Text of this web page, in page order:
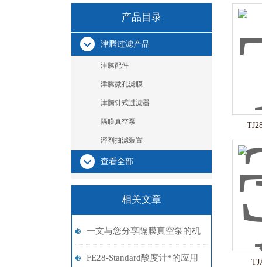
产品目录
津腾过滤产品
津腾配件
津腾微孔滤膜
津腾针式过滤器
隔膜真空泵
溶剂抽滤装置
查看全部
相关文章
一文与您分享隔膜真空泵的机
械选择
FE28-Standard酸度计*的应用